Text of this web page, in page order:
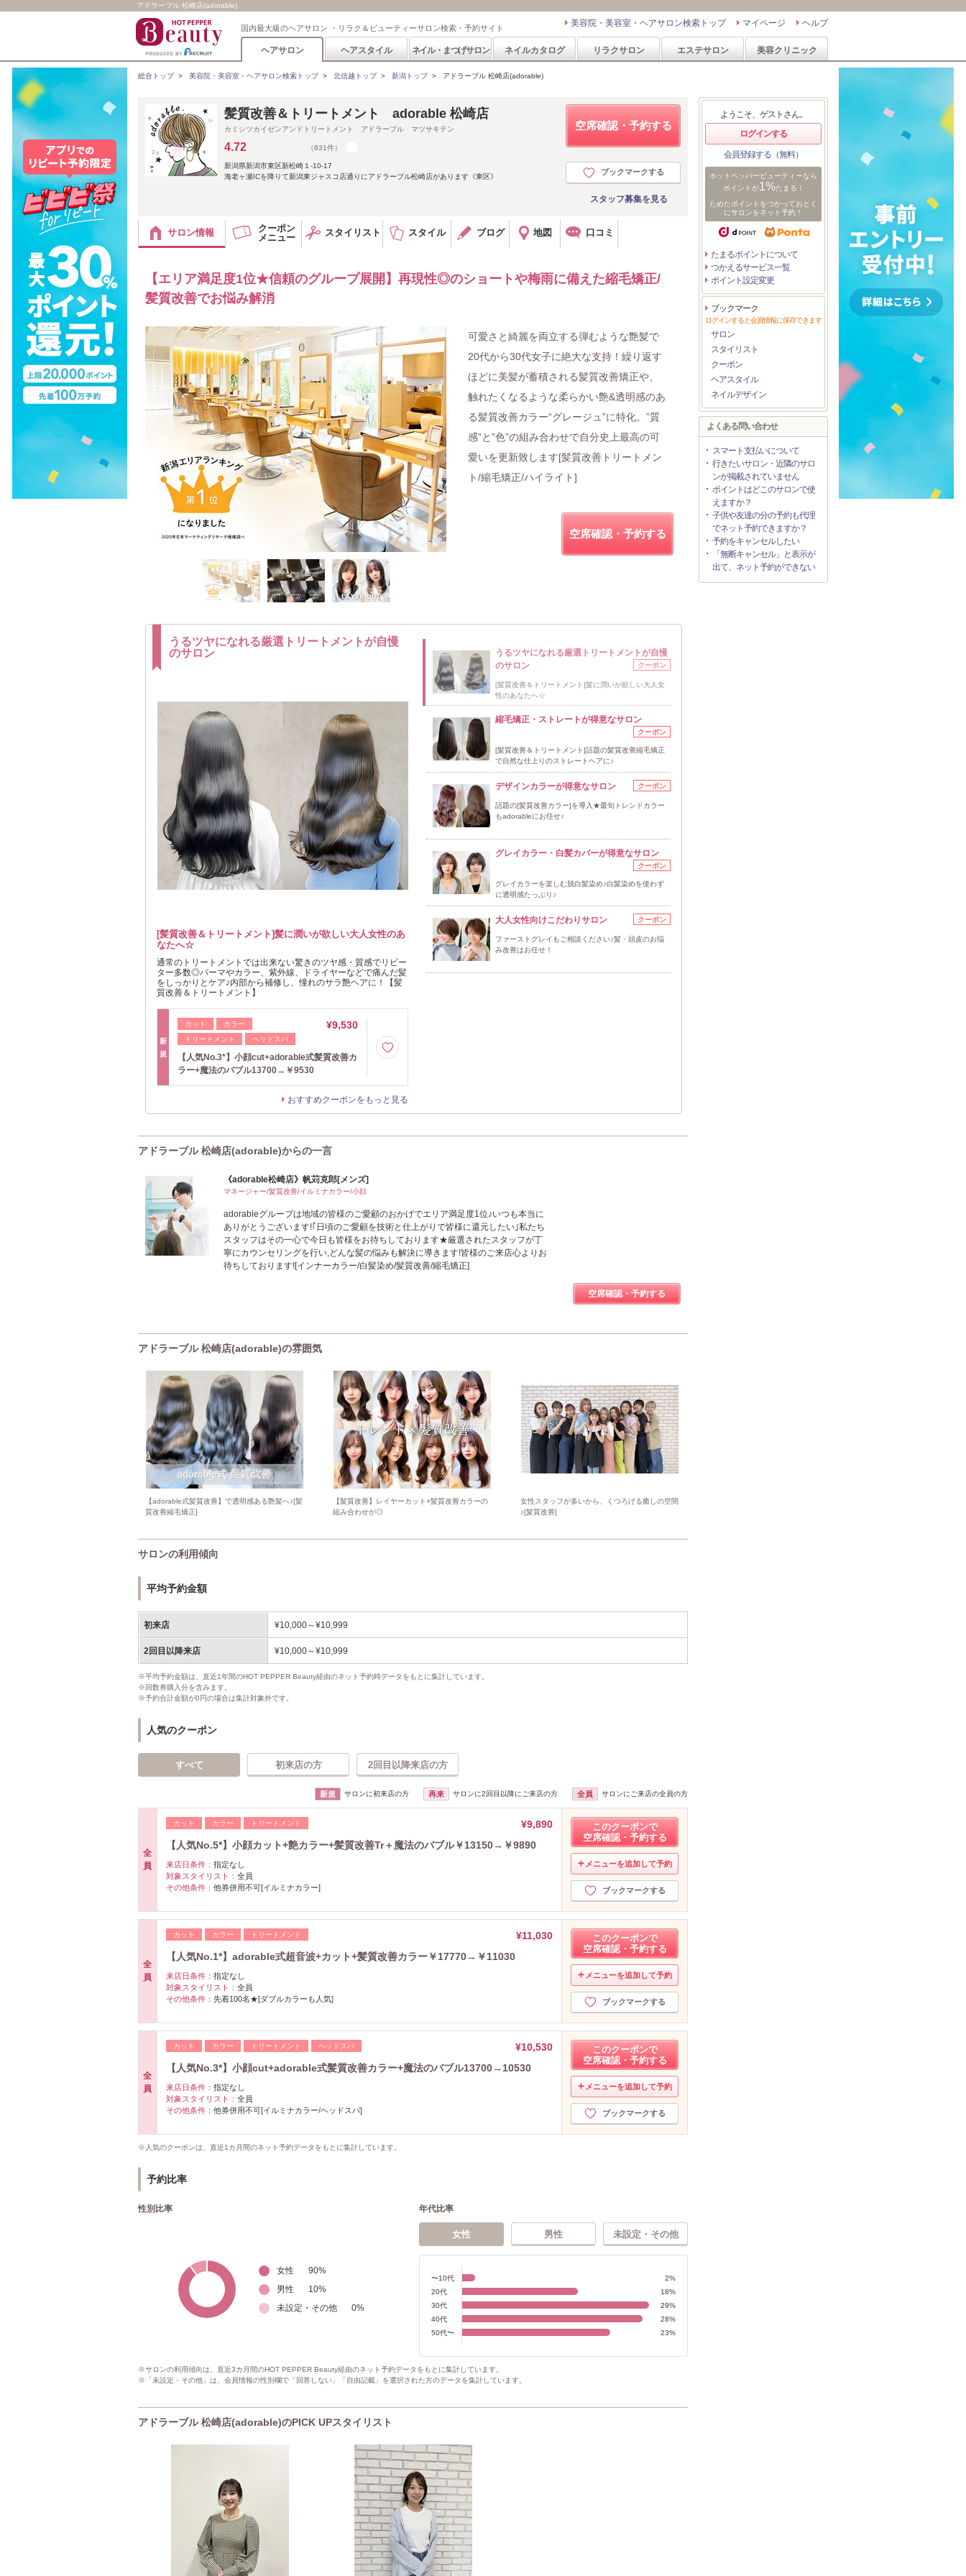
アドラーブル 松崎店(adorable)
国内最大級のヘアサロン ・リラク＆ビューティーサロン検索・予約サイト ヘルプ
マイページ
美容院・美容室・ヘアサロン検索トップ
ヘアサロン ヘアスタイル ネイル・まつげサロン ネイルカタログ リラクサロン エステサロン 美容クリニック
総合トップ> 美容院・美容室・ヘアサロン検索トップ> 北信越トップ> 新潟トップ> アドラーブル 松崎店(adorable)
空席確認・予約する
ブックマークする
スタッフ募集を見る
髪質改善＆トリートメント adorable 松崎店
カミシツカイゼンアンドトリートメント アドラーブル マツサキテン
4.72 （831件）
新潟県新潟市東区新松崎１-10-17
海老ヶ瀬ICを降りて新潟東ジャスコ店通りにアドラーブル松崎店があります《東区》
サロン情報
クーポン
メニュー
スタイリスト スタイル ブログ 地図 口コミ
【エリア満足度1位★信頼のグループ展開】再現性◎のショートや梅雨に備えた縮毛矯正/
髪質改善でお悩み解消
可愛さと綺麗を両立する弾むような艶髪で
20代から30代女子に絶大な支持！繰り返す
ほどに美髪が蓄積される髪質改善矯正や、
触れたくなるような柔らかい艶&透明感のあ
る髪質改善カラー“グレージュ”に特化。”質
感”と”色”の組み合わせで自分史上最高の可
愛いを更新致します[髪質改善トリートメン
ト/縮毛矯正/ハイライト]
空席確認・予約する
うるツヤになれる厳選トリートメントが自慢
のサロン
[髪質改善＆トリートメント]髪に潤いが欲しい大人女性のあ
なたへ☆
通常のトリートメントでは出来ない驚きのツヤ感・質感でリピー
ター多数◎パーマやカラー、紫外線、ドライヤーなどで痛んだ髪
をしっかりとケア♪内部から補修し、憧れのサラ艶ヘアに！【髪
質改善＆トリートメント】
新
規
カット
カラー
トリートメント
ヘッドスパ
¥9,530
【人気No.3*】小顔cut+adorable式髪質改善カ
ラー+魔法のバブル13700→￥9530
おすすめクーポンをもっと見る
うるツヤになれる厳選トリートメントが自慢
のサロン
クーポン
[髪質改善＆トリートメント]髪に潤いが欲しい大人女
性のあなたへ☆
縮毛矯正・ストレートが得意なサロン
クーポン
[髪質改善＆トリートメント]話題の髪質改善縮毛矯正
で自然な仕上りのストレートヘアに♪
デザインカラーが得意なサロン クーポン
話題の[髪質改善カラー]を導入★最旬トレンドカラー
もadorableにお任せ♪
グレイカラー・白髪カバーが得意なサロン
クーポン
グレイカラーを楽しむ脱白髪染め♪白髪染めを使わず
に透明感たっぷり♪
大人女性向けこだわりサロン クーポン
ファーストグレイもご相談ください♪髪・頭皮のお悩
み改善はお任せ！
アドラーブル 松崎店(adorable)からの一言
《adorable松崎店》帆苅克郎[メンズ]
マネージャー/髪質改善/イルミナカラー/小顔
adorableグループは地域の皆様のご愛顧のおかげでエリア満足度1位♪いつも本当に
ありがとうございます!｢日頃のご愛顧を技術と仕上がりで皆様に還元したい｣私たち
スタッフはその一心で今日も皆様をお待ちしております★厳選されたスタッフが丁
寧にカウンセリングを行い,どんな髪の悩みも解決に導きます!皆様のご来店心よりお
待ちしております![インナーカラー/白髪染め/髪質改善/縮毛矯正]
空席確認・予約する
アドラーブル 松崎店(adorable)の雰囲気
【adorable式髪質改善】で透明感ある艶髪へ♪[髪
質改善縮毛矯正]
【髪質改善】レイヤーカット×髪質改善カラーの
組み合わせが◎
女性スタッフが多いから、くつろげる癒しの空間
♪[髪質改善]
サロンの利用傾向
平均予約金額
初来店 ¥10,000～¥10,999
2回目以降来店 ¥10,000～¥10,999
※平均予約金額は、直近1年間のHOT PEPPER Beauty経由のネット予約時データをもとに集計しています。
※回数券購入分を含みます。
※予約合計金額が0円の場合は集計対象外です。
人気のクーポン
すべて 初来店の方 2回目以降来店の方
新規 サロンに初来店の方 再来 サロンに2回目以降にご来店の方 全員 サロンにご来店の全員の方
全
員
カット カラー トリートメント
¥9,890
【人気No.5*】小顔カット+艶カラー+髪質改善Tr＋魔法のバブル￥13150→￥9890
来店日条件： 指定なし
対象スタイリスト： 全員
その他条件： 他券併用不可[イルミナカラー]
このクーポンで
空席確認・予約する
メニューを追加して予約
ブックマークする
全
員
カット カラー トリートメント
¥11,030
【人気No.1*】adorable式超音波+カット+髪質改善カラー￥17770→￥11030
来店日条件： 指定なし
対象スタイリスト： 全員
その他条件： 先着100名★[ダブルカラーも人気]
このクーポンで
空席確認・予約する
メニューを追加して予約
ブックマークする
全
員
カット カラー トリートメント ヘッドスパ
¥10,530
【人気No.3*】小顔cut+adorable式髪質改善カラー+魔法のバブル13700→10530
来店日条件： 指定なし
対象スタイリスト： 全員
その他条件： 他券併用不可[イルミナカラー/ヘッドスパ]
このクーポンで
空席確認・予約する
メニューを追加して予約
ブックマークする
※人気のクーポンは、直近1カ月間のネット予約データをもとに集計しています。
予約比率
性別比率
女性 90%
男性
10%
未設定・その他
0%
年代比率
女性 男性 未設定・その他
〜10代
2%
20代
18%
30代
29%
40代
28%
50代〜
23%
※サロンの利用傾向は、直近3カ月間のHOT PEPPER Beauty経由のネット予約データをもとに集計しています。
※「未設定・その他」は、会員情報の性別欄で「回答しない」「自由記載」を選択された方のデータを集計しています。
アドラーブル 松崎店(adorable)のPICK UPスタイリスト
ようこそ、ゲストさん。
ログインする
会員登録する（無料）
ホットペッパービューティーなら
ポイントが1%たまる！
ためたポイントをつかっておとく
にサロンをネット予約！
たまるポイントについて
つかえるサービス一覧
ポイント設定変更
ブックマーク
ログインすると会員情報に保存できます
サロン
スタイリスト
クーポン
ヘアスタイル
ネイルデザイン
よくある問い合わせ
スマート支払いについて
行きたいサロン・近隣のサロ
ンが掲載されていません
ポイントはどこのサロンで使
えますか？
子供や友達の分の予約も代理
でネット予約できますか？
予約をキャンセルしたい
「無断キャンセル」と表示が
出て、ネット予約ができない